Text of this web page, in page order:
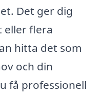
Det ger dig
eller flera
hitta det som
och din
få professionell